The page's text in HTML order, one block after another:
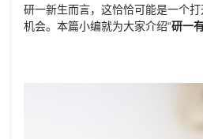
研一新生而言，这恰恰可能是一个
机会。本篇小编就为大家介绍“研一